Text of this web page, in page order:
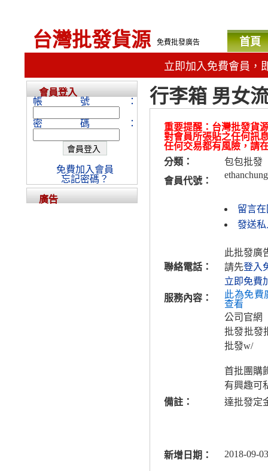
台灣批發貨源 免費批發廣告 首頁
立即加入免費會員，
行李箱 男女
重要提醒：台灣批發貨
對會員所張貼之任何訊
任何交易都有風險，請
分類：
包包批發
會員代號：
ethanchung
留言
發送私
聯絡電話：
此批發廣
請先登入
立即免費
服務內容：
此為免費
查看
公司官網
批發批發
批發w/
首批團購
有興趣可
備註：
達批發定
新增日期： 2018-09-
會員登入
帳號：
密碼：
免費加入會員
忘記密碼？
廣告